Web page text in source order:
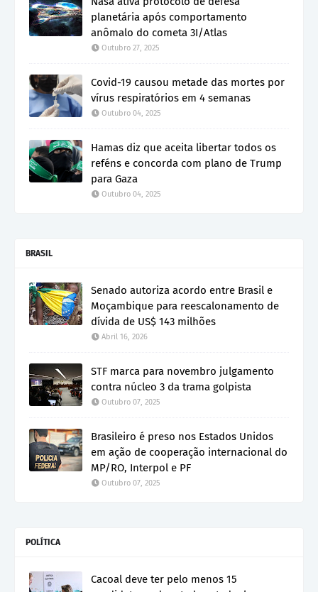
planetária após comportamento
anômalo do cometa 3I/Atlas
Outubro 27, 2025
Covid-19 causou metade das mortes por
vírus respiratórios em 4 semanas
Outubro 04, 2025
Hamas diz que aceita libertar todos os
reféns e concorda com plano de Trump
para Gaza
Outubro 04, 2025
BRASIL
Senado autoriza acordo entre Brasil e
Moçambique para reescalonamento de
dívida de US$ 143 milhões
Abril 16, 2026
STF marca para novembro julgamento
contra núcleo 3 da trama golpista
Outubro 07, 2025
Brasileiro é preso nos Estados Unidos
em ação de cooperação internacional do
MP/RO, Interpol e PF
Outubro 07, 2025
POLÍTICA
Cacoal deve ter pelo menos 15